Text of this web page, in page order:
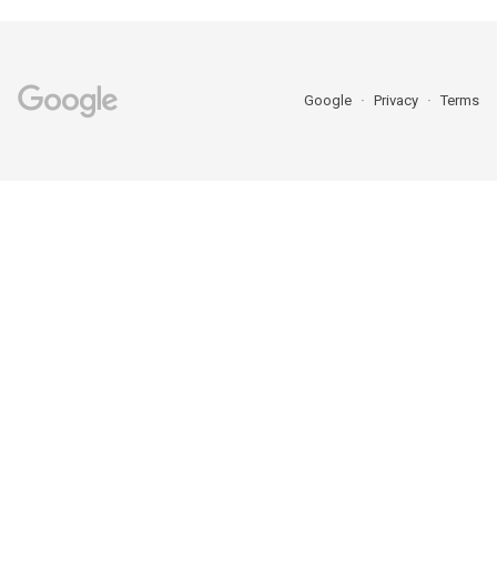
Google Privacy Terms